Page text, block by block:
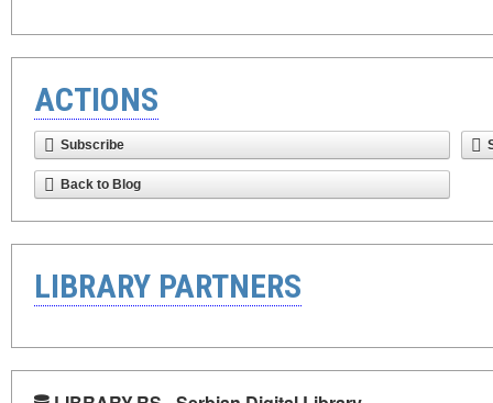
ACTIONS
Subscribe
Back to Blog
LIBRARY PARTNERS